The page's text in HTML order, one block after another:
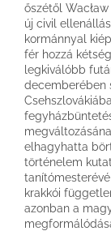
őszétől
új civil
kormánnyal
fér hozzá
legkiválóbb
decemberében
elhagyhatta
történelem
krakkói
azonban a